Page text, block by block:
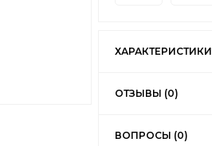
ХАРАКТЕРИСТИКИ
ОТЗЫВЫ (0)
ВОПРОСЫ (0)